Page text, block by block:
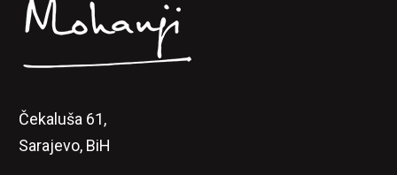
Čekaluša 61,
Sarajevo, BiH